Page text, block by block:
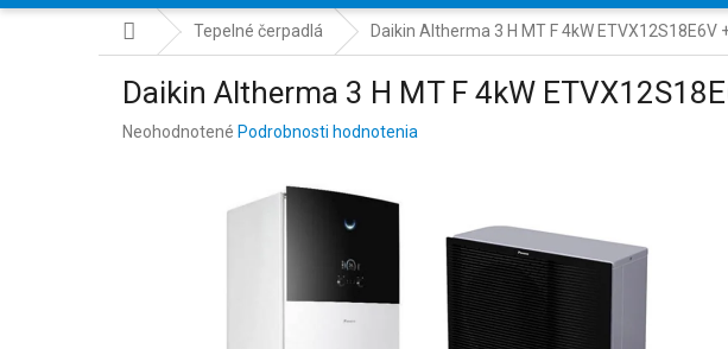
DomovTepelné čerpadlá Daikin Altherma 3 H MT F 4kW ETVX12S18E6V
Daikin Altherma 3 H MT F 4kW
Priemerné
Neohodnotené Podrobnosti hodnotenia